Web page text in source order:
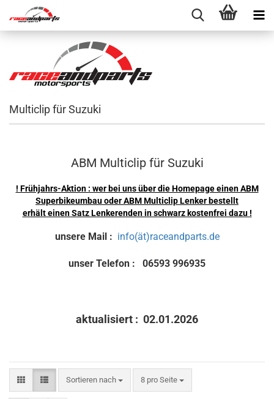
Multiclip für Suzuki
ABM Multiclip für Suzuki
! Frühjahrs-Aktion : wer bei uns über die Homepage einen ABM
Superbikeumbau oder ABM Multiclip Lenker bestellt
erhält einen Satz Lenkerenden in schwarz kostenfrei dazu !
unsere Mail : info(ät)raceandparts.de
unser Telefon : 06593 996935
aktualisiert : 02.01.2026
Sortieren nach
Sortieren nach 8 pro Seite
pro Seite